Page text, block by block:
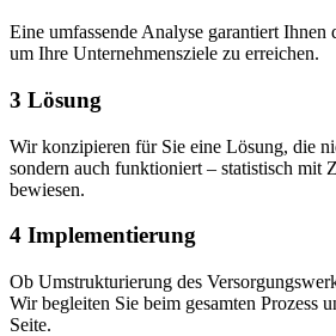
Eine umfassende Analyse garantiert Ihnen
um Ihre Unternehmensziele zu erreichen.
3 Lösung
Wir konzipieren für Sie eine Lösung, die
sondern auch funktioniert – statistisch mit
bewiesen.
4 Implementierung
Ob Umstrukturierung des
Wir begleiten Sie beim gesamten Prozess
Seite.